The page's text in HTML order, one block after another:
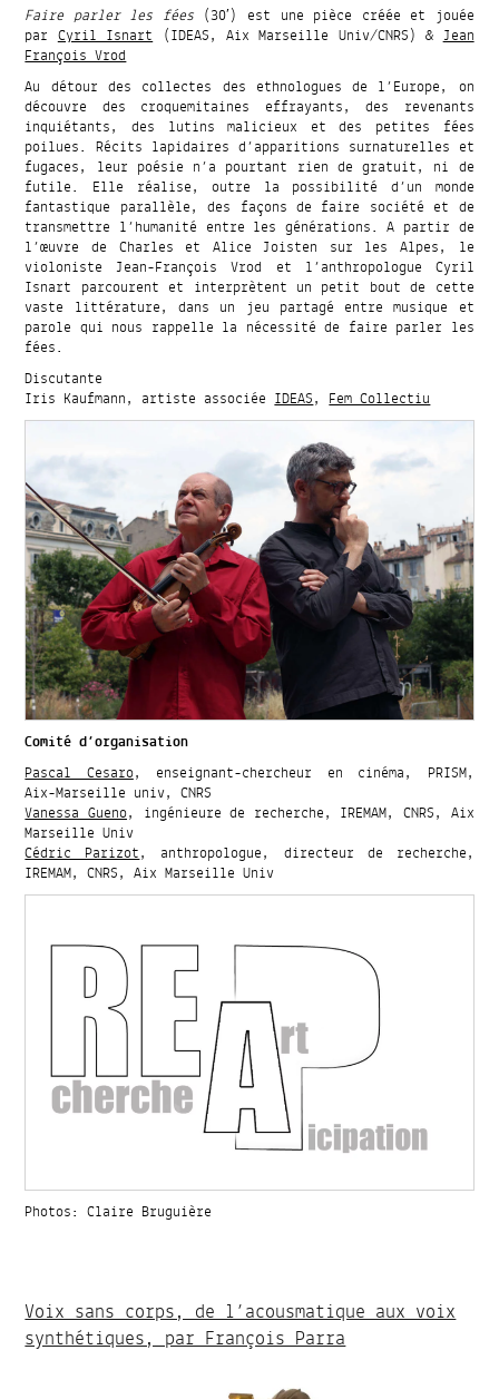
Faire parler les fées(30′) est une pièce créée et jouée
parCyril Isnart(IDEAS, Aix Marseille Univ/CNRS) &Jean
François Vrod
Au détour des collectes des ethnologues de l’Europe, on
découvre des croquemitaines effrayants, des revenants
inquiétants, des lutins malicieux et des petites fées
poilues. Récits lapidaires d’apparitions surnaturelles et
fugaces, leur poésie n’a pourtant rien de gratuit, ni de
futile. Elle réalise, outre la possibilité d’un monde
fantastique parallèle, des façons de faire société et de
transmettre l’humanité entre les générations. A partir de
l’œuvre de Charles et Alice Joisten sur les Alpes, le
violoniste Jean-François Vrod et l’anthropologue Cyril
Isnart parcourent et interprètent un petit bout de cette
vaste littérature, dans un jeu partagé entre musique et
parole qui nous rappelle la nécessité de faire parler les
fées.
Discutante
Iris Kaufmann, artiste associéeIDEAS,Fem Collectiu
Comité d’organisation
Pascal Cesaro, enseignant-chercheur en cinéma, PRISM,
Aix-Marseille univ, CNRS
Vanessa Gueno, ingénieure de recherche, IREMAM, CNRS, Aix
Marseille Univ
Cédric Parizot, anthropologue, directeur de recherche,
IREMAM, CNRS, Aix Marseille Univ
Photos: Claire Bruguière
Voix sans corps, de l’acousmatique aux voix
synthétiques, par François Parra